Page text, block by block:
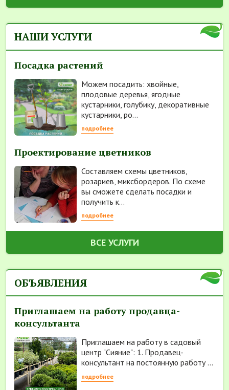
НАШИ УСЛУГИ
Посадка растений
Можем посадить: хвойные,
плодовые деревья, ягодные
кустарники, голубику, декоративные
кустарники, ро...
подробнее
Проектирование цветников
Составляем схемы цветников,
розариев, миксбордеров. По схеме
вы сможете сделать посадки и
получить к...
подробнее
ВСЕ УСЛУГИ
ОБЪЯВЛЕНИЯ
Приглашаем на работу продавца-
консультанта
Приглашаем на работу в садовый
центр "Сияние": 1. Продавец-
консультант на постоянную работу ...
подробнее